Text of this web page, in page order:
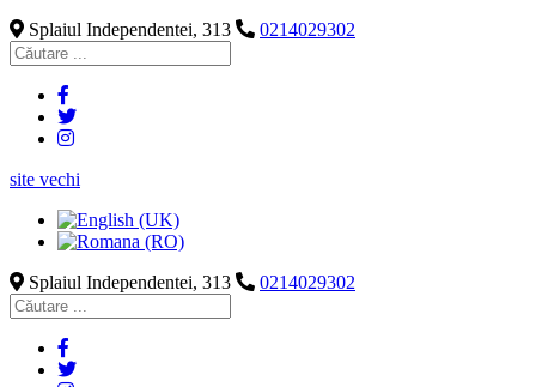
Splaiul Independentei, 313
0214029302
site vechi
Splaiul Independentei, 313 0214029302